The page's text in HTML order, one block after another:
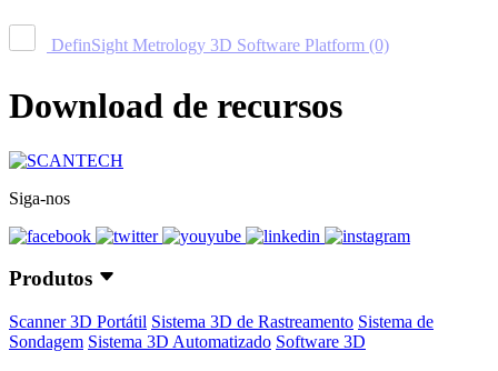
DefinSight Metrology 3D Software Platform (0)
Download de recursos
Siga-nos
Produtos
Scanner 3D Portátil Sistema 3D de Rastreamento Sistema de
Sondagem Sistema 3D Automatizado Software 3D